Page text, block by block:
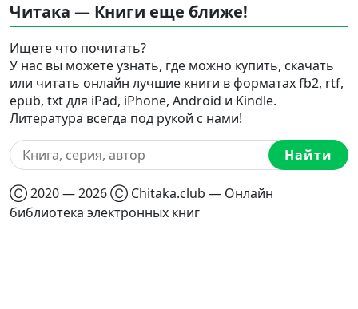
Читака — Книги еще ближе!
Ищете что почитать?
У нас вы можете узнать, где можно купить, скачать
или читать онлайн лучшие книги в форматах fb2, rtf,
epub, txt для iPad, iPhone, Android и Kindle.
Литература всегда под рукой с нами!
Найти
Ⓒ 2020 — 2026 Ⓒ Chitaka.club — Онлайн
библиотека электронных книг